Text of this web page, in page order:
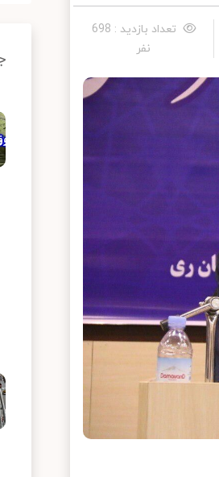
تعداد بازدید : 698
نفر